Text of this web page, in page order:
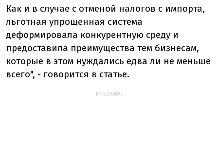
Как и в случае с отменой налогов с импорта,
льготная упрощенная система
деформировала конкурентную среду и
предоставила преимущества тем бизнесам,
которые в этом нуждались едва ли не меньше
всего", - говорится в статье.
РЕКЛАМА: